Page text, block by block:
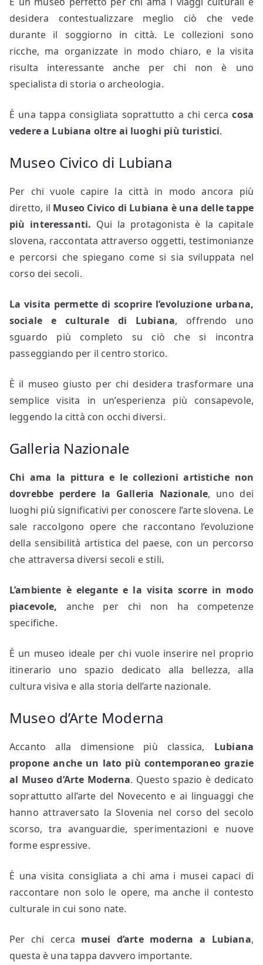
desidera contestualizzare meglio ciò che vede
durante il soggiorno in città. Le collezioni sono
ricche, ma organizzate in modo chiaro, e la visita
risulta interessante anche per chi non è uno
specialista di storia o archeologia.
È una tappa consigliata soprattutto a chi cercacosa
vedere a Lubiana oltre ai luoghi più turistici.
Museo Civico di Lubiana
Per chi vuole capire la città in modo ancora più
diretto, il Museo Civico di Lubiana è una delle tappe
più interessanti. Qui la protagonista è la capitale
slovena, raccontata attraverso oggetti, testimonianze
e percorsi che spiegano come si sia sviluppata nel
corso dei secoli.
La visita permette di scoprire l’evoluzione urbana,
sociale e culturale di Lubiana, offrendo uno
sguardo più completo su ciò che si incontra
passeggiando per il centro storico.
È il museo giusto per chi desidera trasformare una
semplice visita in un’esperienza più consapevole,
leggendo la città con occhi diversi.
Galleria Nazionale
Chi ama la pittura e le collezioni artistiche non
dovrebbe perdere la Galleria Nazionale, uno dei
luoghi più significativi per conoscere l’arte slovena. Le
sale raccolgono opere che raccontano l’evoluzione
della sensibilità artistica del paese, con un percorso
che attraversa diversi secoli e stili.
L’ambiente è elegante e la visita scorre in modo
piacevole, anche per chi non ha competenze
specifiche.
È un museo ideale per chi vuole inserire nel proprio
itinerario uno spazio dedicato alla bellezza, alla
cultura visiva e alla storia dell’arte nazionale.
Museo d’Arte Moderna
Accanto alla dimensione più classica, Lubiana
propone anche un lato più contemporaneo grazie
al Museo d’Arte Moderna. Questo spazio è dedicato
soprattutto all’arte del Novecento e ai linguaggi che
hanno attraversato la Slovenia nel corso del secolo
scorso, tra avanguardie, sperimentazioni e nuove
forme espressive.
È una visita consigliata a chi ama i musei capaci di
raccontare non solo le opere, ma anche il contesto
culturale in cui sono nate.
Per chi cerca musei d’arte moderna a Lubiana,
questa è una tappa davvero importante.